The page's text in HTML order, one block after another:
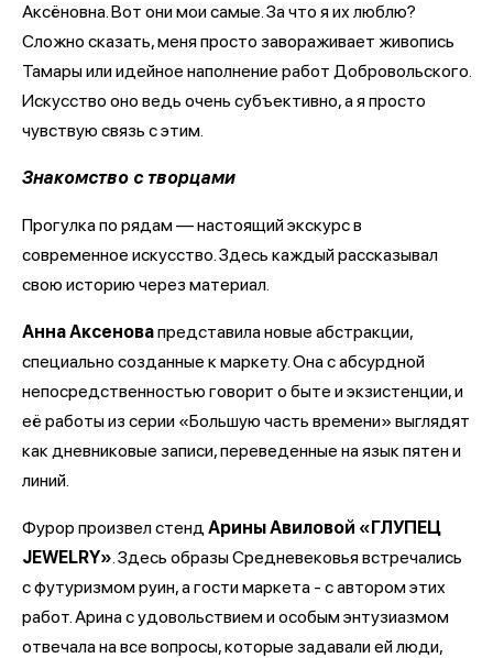
Аксёновна. Вот они мои самые. За что я их люблю?
Сложно сказать, меня просто завораживает живопись
Тамары или идейное наполнение работ Добровольского.
Искусство оно ведь очень субъективно, а я просто
чувствую связь с этим.
Знакомство с творцами
Прогулка по рядам — настоящий экскурс в
современное искусство. Здесь каждый рассказывал
свою историю через материал.
Анна Аксеновапредставила новые абстракции,
специально созданные к маркету. Она с абсурдной
непосредственностью говорит о быте и экзистенции, и
её работы из серии «Большую часть времени» выглядят
как дневниковые записи, переведенные на язык пятен и
линий.
Фурор произвел стендАрины Авиловой «ГЛУПЕЦ
JEWELRY». Здесь образы Средневековья встречались
с футуризмом руин, а гости маркета - с автором этих
работ. Арина с удовольствием и особым энтузиазмом
отвечала на все вопросы, которые задавали ей люди,